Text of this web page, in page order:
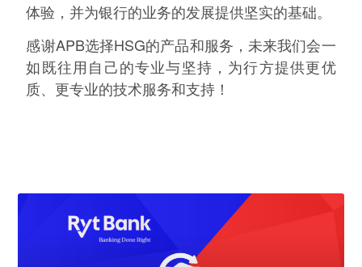
体验，并为银行的业务的发展提供坚实的基础。
感谢APB选择HSG的产品和服务，未来我们会一
如既往用自己的专业与坚持，为行方提供更优
质、更专业的技术服务和支持！